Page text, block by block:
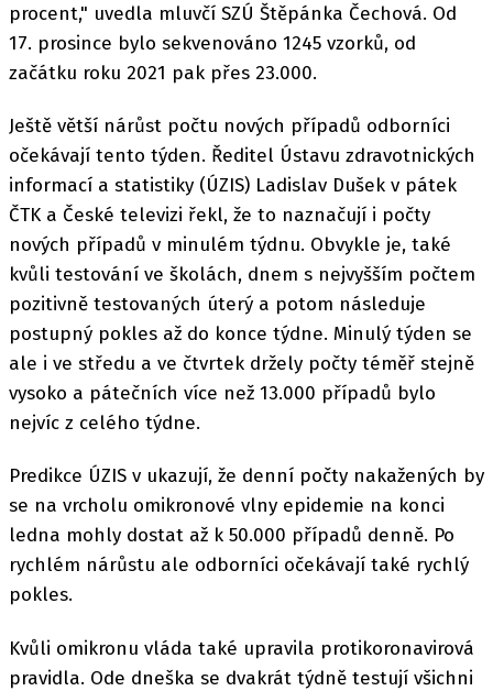
procent," uvedla mluvčí SZÚ Štěpánka Čechová. Od
17. prosince bylo sekvenováno 1245 vzorků, od
začátku roku 2021 pak přes 23.000.
Ještě větší nárůst počtu nových případů odborníci
očekávají tento týden. Ředitel Ústavu zdravotnických
informací a statistiky (ÚZIS) Ladislav Dušek v pátek
ČTK a České televizi řekl, že to naznačují i počty
nových případů v minulém týdnu. Obvykle je, také
kvůli testování ve školách, dnem s nejvyšším počtem
pozitivně testovaných úterý a potom následuje
postupný pokles až do konce týdne. Minulý týden se
ale i ve středu a ve čtvrtek držely počty téměř stejně
vysoko a pátečních více než 13.000 případů bylo
nejvíc z celého týdne.
Predikce ÚZIS v ukazují, že denní počty nakažených by
se na vrcholu omikronové vlny epidemie na konci
ledna mohly dostat až k 50.000 případů denně. Po
rychlém nárůstu ale odborníci očekávají také rychlý
pokles.
Kvůli omikronu vláda také upravila protikoronavirová
pravidla. Ode dneška se dvakrát týdně testují všichni